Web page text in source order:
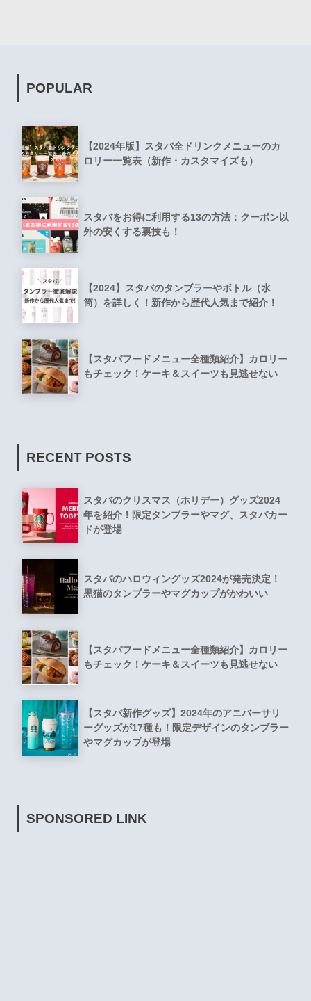
POPULAR
【2024年版】スタバ全ドリンクメニューのカ
ロリー一覧表（新作・カスタマイズも）
スタバをお得に利用する13の方法：クーポン以
外の安くする裏技も！
【2024】スタバのタンブラーやボトル（水
筒）を詳しく！新作から歴代人気まで紹介！
【スタバフードメニュー全種類紹介】カロリー
もチェック！ケーキ＆スイーツも見逃せない
RECENT POSTS
スタバのクリスマス（ホリデー）グッズ2024
年を紹介！限定タンブラーやマグ、スタバカー
ドが登場
スタバのハロウィングッズ2024が発売決定！
黒猫のタンブラーやマグカップがかわいい
【スタバフードメニュー全種類紹介】カロリー
もチェック！ケーキ＆スイーツも見逃せない
【スタバ新作グッズ】2024年のアニバーサリ
ーグッズが17種も！限定デザインのタンブラー
やマグカップが登場
SPONSORED LINK